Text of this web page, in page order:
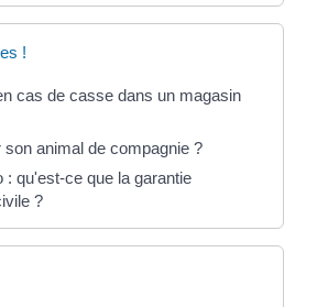
!
cas de casse dans un magasin
son animal de compagnie ?
: qu'est-ce que la garantie
?